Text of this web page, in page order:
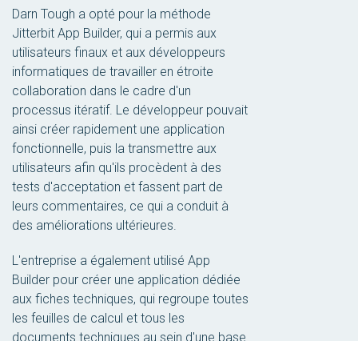
Darn Tough a opté pour la méthode
Jitterbit App Builder, qui a permis aux
utilisateurs finaux et aux développeurs
informatiques de travailler en étroite
collaboration dans le cadre d'un
processus itératif. Le développeur pouvait
ainsi créer rapidement une application
fonctionnelle, puis la transmettre aux
utilisateurs afin qu'ils procèdent à des
tests d'acceptation et fassent part de
leurs commentaires, ce qui a conduit à
des améliorations ultérieures.
L'entreprise a également utilisé App
Builder pour créer une application dédiée
aux fiches techniques, qui regroupe toutes
les feuilles de calcul et tous les
documents techniques au sein d'une base